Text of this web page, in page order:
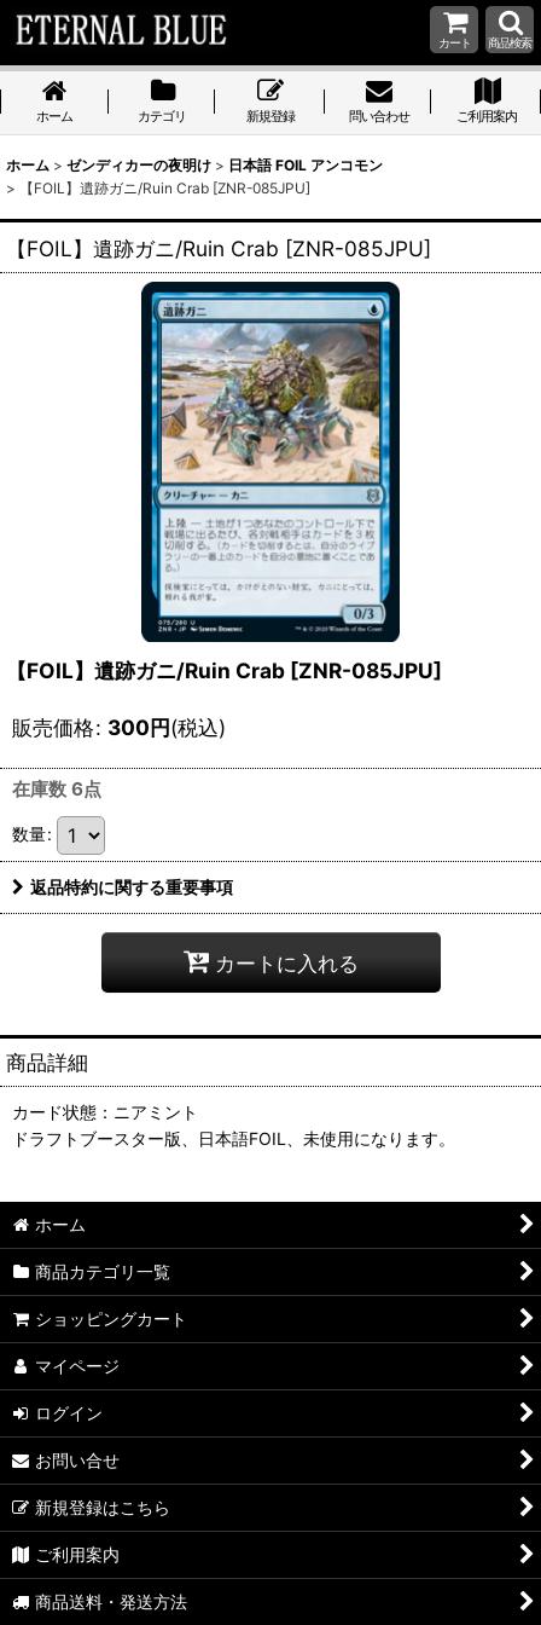
カート 商品検索
ホーム カテゴリ 新規登録 問い合わせ ご利用案内
ホーム > ゼンディカーの夜明け > 日本語 FOIL アンコモン
>
【FOIL】遺跡ガニ/Ruin Crab [ZNR-085JPU]
【FOIL】遺跡ガニ/Ruin Crab [ZNR-085JPU]
【FOIL】遺跡ガニ/Ruin Crab [ZNR-085JPU]
販売価格: 300円(税込)
在庫数 6点
数量:
返品特約に関する重要事項
カートに入れる
商品詳細
カード状態：ニアミント
ドラフトブースター版、日本語FOIL、未使用になります。
ホーム
商品カテゴリ一覧
ショッピングカート
マイページ
ログイン
お問い合せ
新規登録はこちら
ご利用案内
商品送料・発送方法